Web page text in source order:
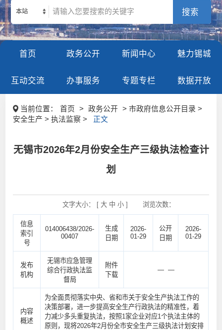
本站
首页 政务公开 新闻中心 魅力锡城
互动交流 办事服务 专题专栏 数据开放
当前位置： 首页 > 政务公开
> 市政府信息公开目录 >
安全生产 > 执法监察 >
正文
无锡市2026年2月份安全生产三级执法检查计
划
文字大小： [ 大 中 小] 浏览次数：
信息
索引
号
014006438/2026-
00407
生成
日期
2026-
01-29
公开
日期
2026-
01-29
发布
机构
无锡市应急管理
综合行政执法监
督局
附件
下载
— —
内容
概述
为全面贯彻落实中央、省和市关于安全生产执法工作的
决策部署，进一步提高安全生产行政执法的精准性，着
力减少多头重复执法，按照1家企业对应1个执法主体的
原则，现将2026年2月份全市安全生产三级执法计划安排